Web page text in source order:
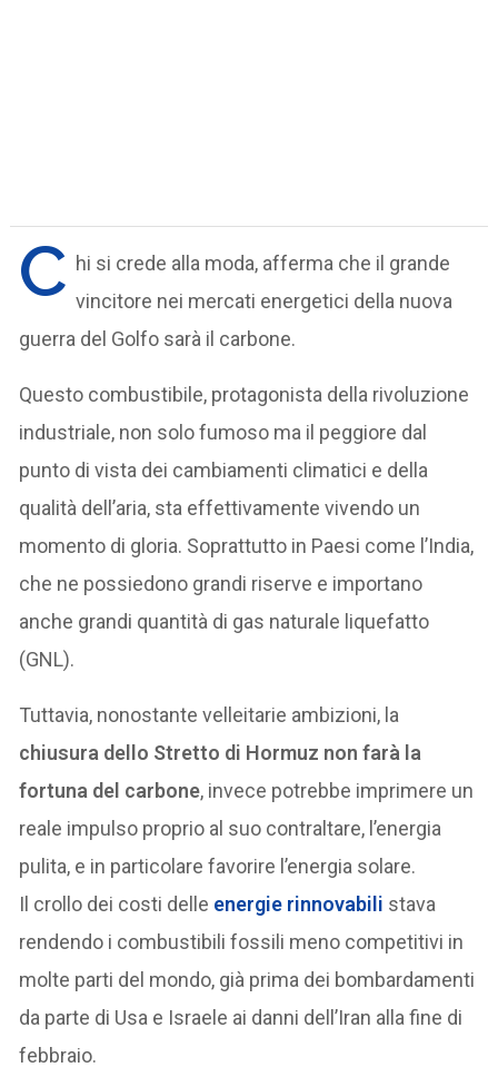
C hi si crede alla moda, afferma che il grande
vincitore nei mercati energetici della nuova
guerra del Golfo sarà il carbone.
Questo combustibile, protagonista della rivoluzione
industriale, non solo fumoso ma il peggiore dal
punto di vista dei cambiamenti climatici e della
qualità dell’aria, sta effettivamente vivendo un
momento di gloria. Soprattutto in Paesi come l’India,
che ne possiedono grandi riserve e importano
anche grandi quantità di gas naturale liquefatto
(GNL).
Tuttavia, nonostante velleitarie ambizioni, la
chiusura dello Stretto di Hormuz non farà la
fortuna del carbone, invece potrebbe imprimere un
reale impulso proprio al suo contraltare, l’energia
pulita, e in particolare favorire l’energia solare.
Il crollo dei costi delle energie rinnovabili stava
rendendo i combustibili fossili meno competitivi in
molte parti del mondo, già prima dei bombardamenti
da parte di Usa e Israele ai danni dell’Iran alla fine di
febbraio.